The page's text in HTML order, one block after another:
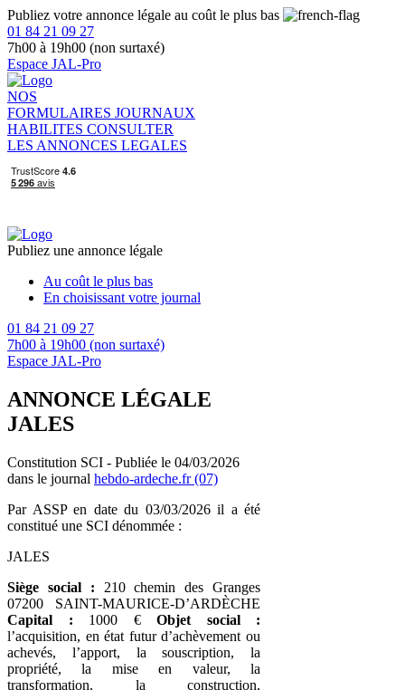
Publiez votre annonce légale au coût le plus bas
01 84 21 09 27
7h00 à 19h00 (non surtaxé)
Espace JAL-Pro
NOS
FORMULAIRES JOURNAUX
HABILITES CONSULTER
LES ANNONCES LEGALES
Publiez une annonce légale
Au coût le plus bas
En choisissant votre journal
01 84 21 09 27
7h00 à 19h00 (non surtaxé)
Espace JAL-Pro
ANNONCE LÉGALE
JALES
Constitution SCI - Publiée le 04/03/2026
dans le journal hebdo-ardeche.fr (07)
Par ASSP en date du 03/03/2026 il a été
constitué une SCI dénommée :
JALES
Siège social : 210 chemin des Granges
07200 SAINT-MAURICE-D’ARDÈCHE
Capital : 1000 € Objet social :
l’acquisition, en état futur d’achèvement ou
achevés, l’apport, la souscription, la
propriété, la mise en valeur, la
transformation, la construction,